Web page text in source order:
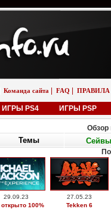
Команда сайта FAQ ПРАВИЛА
ИГРЫ PS4 ИГРЫ PSP
Обзор
Темы Сейвы
29.09.23
100%
27.05.23
Tekken 6